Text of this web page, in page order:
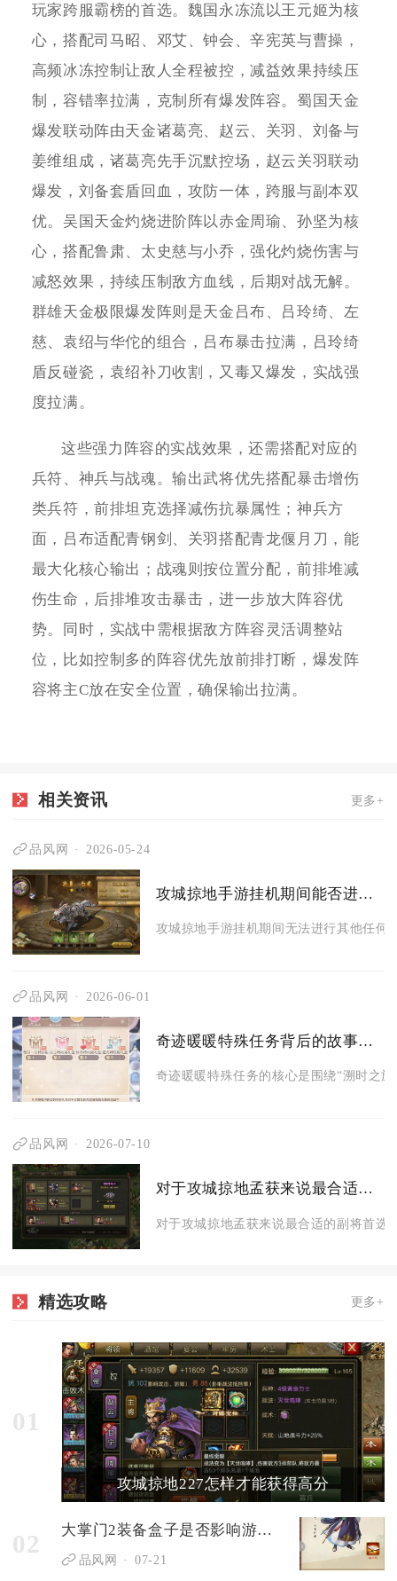
玩家跨服霸榜的首选。魏国永冻流以王元姬为核
心，搭配司马昭、邓艾、钟会、辛宪英与曹操，
高频冰冻控制让敌人全程被控，减益效果持续压
制，容错率拉满，克制所有爆发阵容。蜀国天金
爆发联动阵由天金诸葛亮、赵云、关羽、刘备与
姜维组成，诸葛亮先手沉默控场，赵云关羽联动
爆发，刘备套盾回血，攻防一体，跨服与副本双
优。吴国天金灼烧进阶阵以赤金周瑜、孙坚为核
心，搭配鲁肃、太史慈与小乔，强化灼烧伤害与
减怒效果，持续压制敌方血线，后期对战无解。
群雄天金极限爆发阵则是天金吕布、吕玲绮、左
慈、袁绍与华佗的组合，吕布暴击拉满，吕玲绮
盾反碰瓷，袁绍补刀收割，又毒又爆发，实战强
度拉满。
这些强力阵容的实战效果，还需搭配对应的
兵符、神兵与战魂。输出武将优先搭配暴击增伤
类兵符，前排坦克选择减伤抗暴属性；神兵方
面，吕布适配青钢剑、关羽搭配青龙偃月刀，能
最大化核心输出；战魂则按位置分配，前排堆减
伤生命，后排堆攻击暴击，进一步放大阵容优
势。同时，实战中需根据敌方阵容灵活调整站
位，比如控制多的阵容优先放前排打断，爆发阵
容将主C放在安全位置，确保输出拉满。
相关资讯 更多+
品风网 2026-05-24
攻城掠地手游挂机期间能否进行其他操作
攻城掠地手游挂机期间无法进行其他任何
品风网 2026-06-01
奇迹暖暖特殊任务背后的故事是什么
奇迹暖暖特殊任务的核心是围绕“溯时之
品风网 2026-07-10
对于攻城掠地孟获来说最合适的副将有哪些
对于攻城掠地孟获来说最合适的副将首选
精选攻略 更多+
01
攻城掠地227怎样才能获得高分
02 大掌门2装备盒子是否影响游戏平衡
品风网 07-21